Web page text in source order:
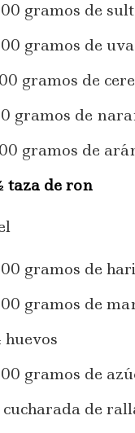
gramos de
gramos de
gramos de
gramos de
gramos de
taza de ron
gramos de
gramos de
huevos
gramos de
cucharada de